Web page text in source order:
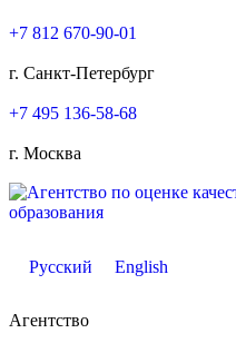
+7 812 670-90-01
г. Санкт-Петербург
+7 495 136-58-68
г. Москва
Русский English
Агентство